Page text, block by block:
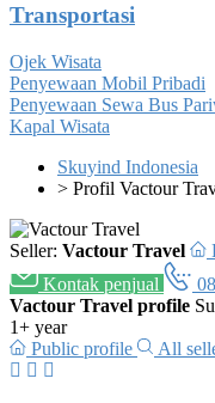
Transportasi
Ojek Wisata
Penyewaan Mobil Pribadi
Penyewaan Sewa Bus
Kapal Wisata
Skuyind Indonesia
> Profil Vactour
Seller: Vactour Travel
Kontak penjual
Vactour Travel profile
1+ year
Public profile
All